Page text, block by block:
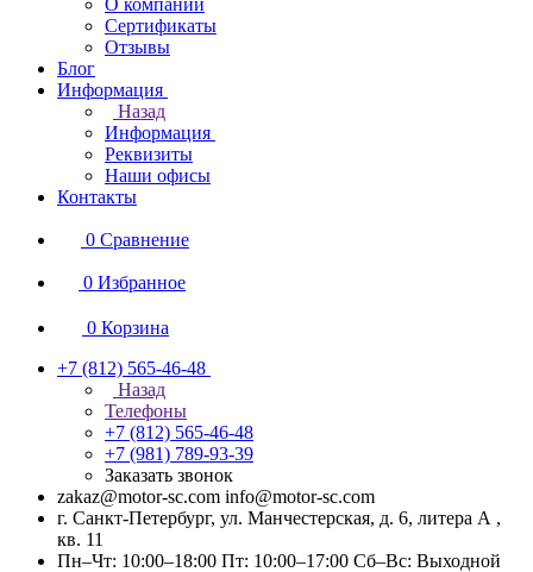
О компании
Сертификаты
Отзывы
Блог
Информация
Назад
Информация
Реквизиты
Наши офисы
Контакты
0 Сравнение
0 Избранное
0 Корзина
+7 (812) 565-46-48
Назад
Телефоны
+7 (812) 565-46-48
+7 (981) 789-93-39
Заказать звонок
zakaz@motor-sc.com info@motor-sc.com
г. Санкт-Петербург, ул. Манчестерская, д. 6, литера А ,
кв. 11
Пн–Чт: 10:00–18:00 Пт: 10:00–17:00 Сб–Вс: Выходной